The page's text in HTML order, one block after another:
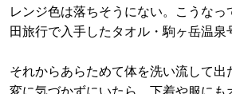
レンジ色は落ちそうにない。こうなっ
田旅行で入手したタオル・駒ヶ岳温泉
それからあらためて体を洗い流して出
変に気づかずにいたら、下着や服にも